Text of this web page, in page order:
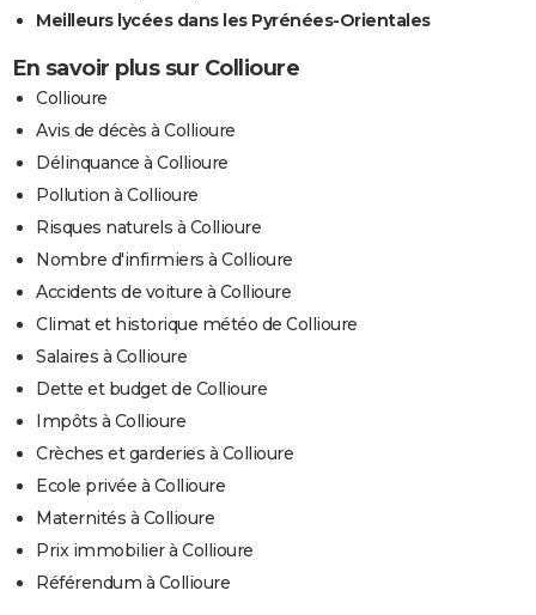
Meilleurs lycées dans les Pyrénées-Orientales
En savoir plus sur Collioure
Collioure
Avis de décès à Collioure
Délinquance à Collioure
Pollution à Collioure
Risques naturels à Collioure
Nombre d'infirmiers à Collioure
Accidents de voiture à Collioure
Climat et historique météo de Collioure
Salaires à Collioure
Dette et budget de Collioure
Impôts à Collioure
Crèches et garderies à Collioure
Ecole privée à Collioure
Maternités à Collioure
Prix immobilier à Collioure
Référendum à Collioure